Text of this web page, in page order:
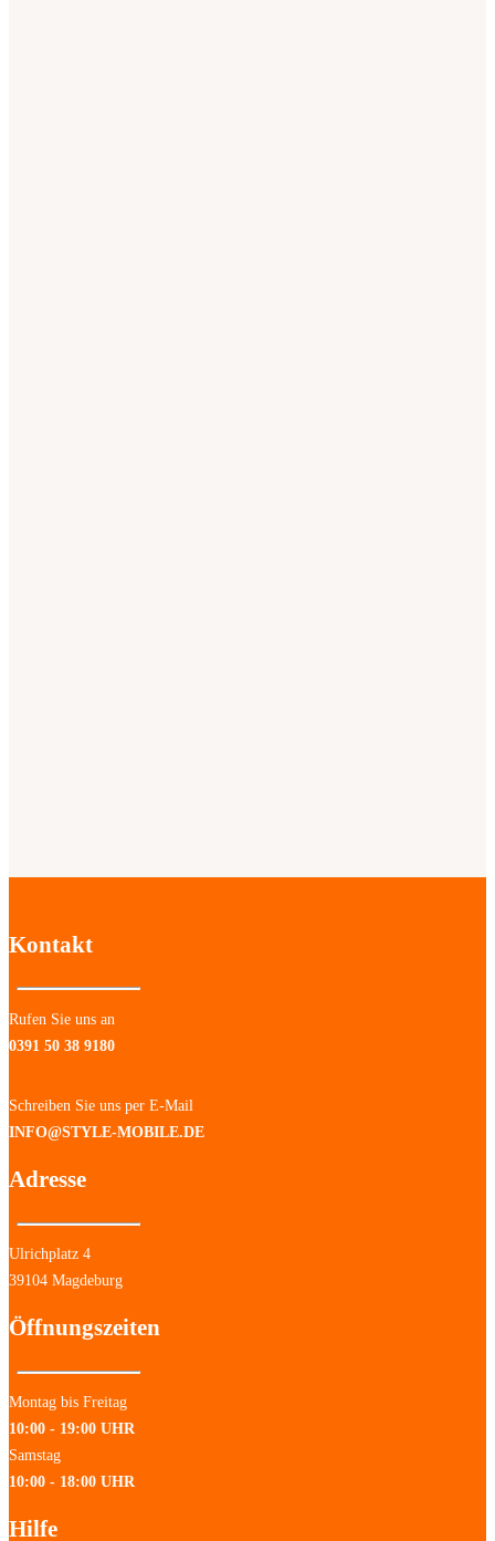
Kontakt
Rufen Sie uns an
0391 50 38 9180
Schreiben Sie uns per E-Mail
INFO@STYLE-MOBILE.DE
Adresse
Ulrichplatz 4
39104 Magdeburg
Öffnungszeiten
Montag bis Freitag
10:00 - 19:00 UHR
Samstag
10:00 - 18:00 UHR
Hilfe